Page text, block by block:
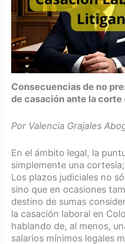
Consecuencias de no
de casación ante la
Por Valencia Grajales
En el ámbito legal, la
simplemente una
Los plazos judiciales no
sino que en ocasiones
destino de sumas
la casación laboral en
hablando de, al menos,
salarios mínimos legales